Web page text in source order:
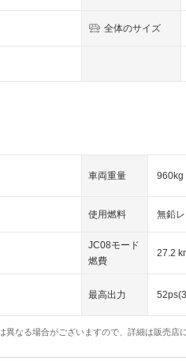
全体のサイズ
車両重量 960kg
使用燃料 無鉛
JC08モード
燃費
27.2
最高出力
なる場合がございますので、詳細は販売店